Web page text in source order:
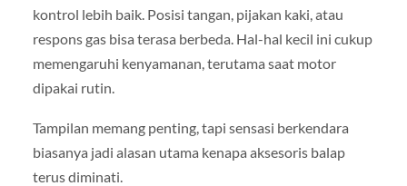
kontrol lebih baik. Posisi tangan, pijakan kaki, atau
respons gas bisa terasa berbeda. Hal-hal kecil ini cukup
memengaruhi kenyamanan, terutama saat motor
dipakai rutin.
Tampilan memang penting, tapi sensasi berkendara
biasanya jadi alasan utama kenapa aksesoris balap
terus diminati.